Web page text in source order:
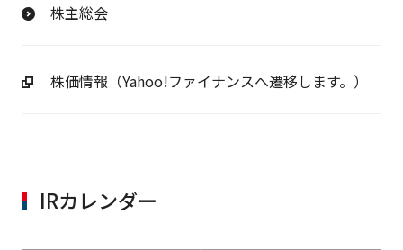
株主総会
株価情報（Yahoo!ファイナンスへ遷移します。）
IRカレンダー